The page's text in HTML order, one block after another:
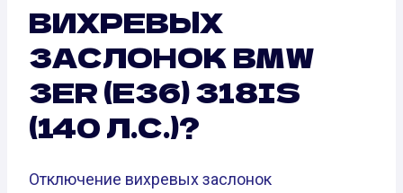
ВИХРЕВЫХ
ЗАСЛОНОК BMW
3ER (E36) 318IS
(140 Л.С.)?
Отключение вихревых заслонок